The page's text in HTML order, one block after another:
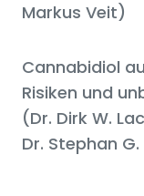
Markus Veit)
Cannabidiol
Risiken und
(Dr. Dirk W.
Dr. Stephan